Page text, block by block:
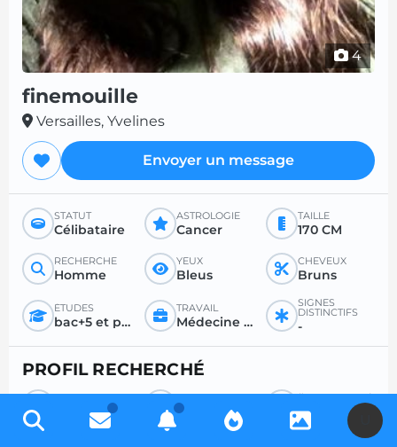
4
finemouille
Versailles, Yvelines
Envoyer un message
STATUT
Célibataire
ASTROLOGIE
Cancer
TAILLE
170 CM
RECHERCHE
Homme
YEUX
Bleus
CHEVEUX
Bruns
ÉTUDES
bac+5 et plus
TRAVAIL
Médecine générale ou spécialisée
SIGNES
DISTINCTIFS
-
PROFIL RECHERCHÉ
RECHERCHE
Homme
POUR
Tout
ÂGE SOUHAITÉ